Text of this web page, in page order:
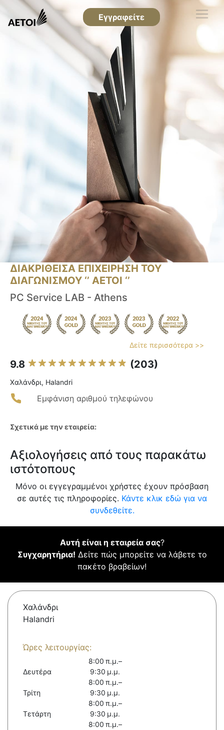
Εγγραφείτε
ΔΙΑΚΡΙΘΕΙΣΑ ΕΠΙΧΕΙΡΗΣΗ ΤΟΥ
ΔΙΑΓΩΝΙΣΜΟΥ ‘’ ΑΕΤΟΙ ‘’
PC Service LAB - Athens
Δείτε περισσότερα >>
9.8 (203)
Χαλάνδρι, Halandri
Εμφάνιση αριθμού τηλεφώνου
Σχετικά με την εταιρεία:
Αξιολογήσεις από τους παρακάτω
ιστότοπους
Μόνο οι εγγεγραμμένοι χρήστες έχουν πρόσβαση
σε αυτές τις πληροφορίες. Κάντε κλικ εδώ για να
συνδεθείτε.
Αυτή είναι η εταιρεία σας?
Συγχαρητήρια! Δείτε πώς μπορείτε να λάβετε το
πακέτο βραβείων!
Χαλάνδρι
Halandri
Ώρες λειτουργίας:
Δευτέρα
8:00 π.μ.–
9:30 μ.μ.
Τρίτη
8:00 π.μ.–
9:30 μ.μ.
Τετάρτη
8:00 π.μ.–
9:30 μ.μ.
8:00 π.μ.–